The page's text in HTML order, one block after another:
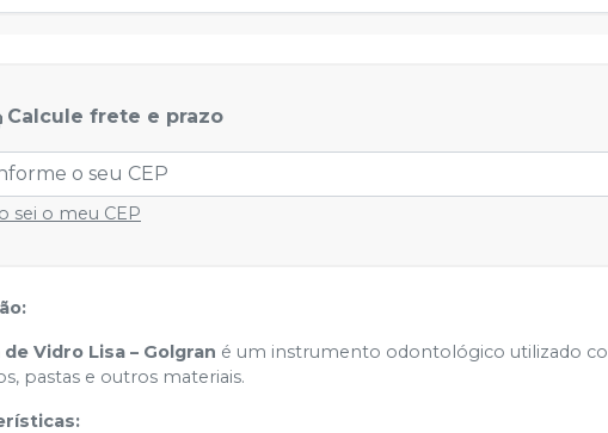
Calcule frete e prazo
sei o meu CEP
de Vidro Lisa – Golgran é um instrumento odontológico utilizado
pastas e outros materiais.